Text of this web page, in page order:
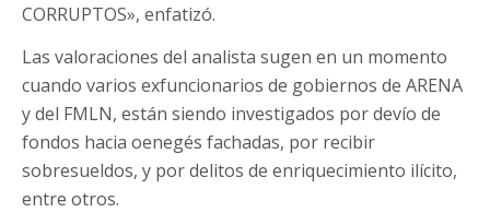
CORRUPTOS», enfatizó.
Las valoraciones del analista sugen en un momento
cuando varios exfuncionarios de gobiernos de ARENA
y del FMLN, están siendo investigados por devío de
fondos hacia oenegés fachadas, por recibir
sobresueldos, y por delitos de enriquecimiento ilícito,
entre otros.